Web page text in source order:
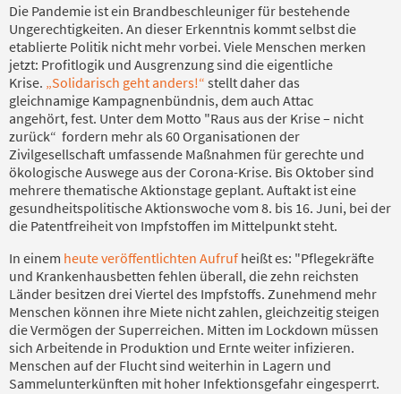
Die Pandemie ist ein Brandbeschleuniger für bestehende
Ungerechtigkeiten. An dieser Erkenntnis kommt selbst die
etablierte Politik nicht mehr vorbei. Viele Menschen merken
jetzt: Profitlogik und Ausgrenzung sind die eigentliche
Krise. „Solidarisch geht anders!“ stellt daher das
gleichnamige Kampagnenbündnis, dem auch Attac
angehört, fest. Unter dem Motto "Raus aus der Krise – nicht
zurück“ fordern mehr als 60 Organisationen der
Zivilgesellschaft umfassende Maßnahmen für gerechte und
ökologische Auswege aus der Corona-Krise. Bis Oktober sind
mehrere thematische Aktionstage geplant. Auftakt ist eine
gesundheitspolitische Aktionswoche vom 8. bis 16. Juni, bei der
die Patentfreiheit von Impfstoffen im Mittelpunkt steht.
In einem heute veröffentlichten Aufruf heißt es: "Pflegekräfte
und Krankenhausbetten fehlen überall, die zehn reichsten
Länder besitzen drei Viertel des Impfstoffs. Zunehmend mehr
Menschen können ihre Miete nicht zahlen, gleichzeitig steigen
die Vermögen der Superreichen. Mitten im Lockdown müssen
sich Arbeitende in Produktion und Ernte weiter infizieren.
Menschen auf der Flucht sind weiterhin in Lagern und
Sammelunterkünften mit hoher Infektionsgefahr eingesperrt.